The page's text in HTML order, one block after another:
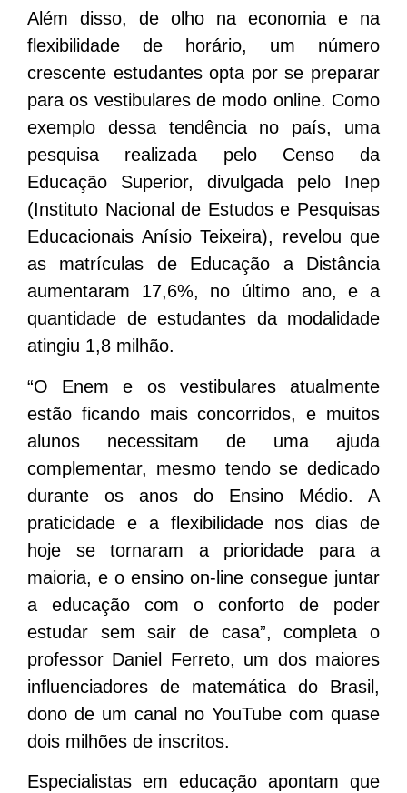
Além disso, de olho na economia e na
flexibilidade de horário, um número
crescente estudantes opta por se preparar
para os vestibulares de modo online. Como
exemplo dessa tendência no país, uma
pesquisa realizada pelo Censo da
Educação Superior, divulgada pelo Inep
(Instituto Nacional de Estudos e Pesquisas
Educacionais Anísio Teixeira), revelou que
as matrículas de Educação a Distância
aumentaram 17,6%, no último ano, e a
quantidade de estudantes da modalidade
atingiu 1,8 milhão.
“O Enem e os vestibulares atualmente
estão ficando mais concorridos, e muitos
alunos necessitam de uma ajuda
complementar, mesmo tendo se dedicado
durante os anos do Ensino Médio. A
praticidade e a flexibilidade nos dias de
hoje se tornaram a prioridade para a
maioria, e o ensino on-line consegue juntar
a educação com o conforto de poder
estudar sem sair de casa”, completa o
professor Daniel Ferreto, um dos maiores
influenciadores de matemática do Brasil,
dono de um canal no YouTube com quase
dois milhões de inscritos.
Especialistas em educação apontam que